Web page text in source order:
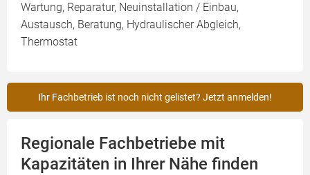
Wartung, Reparatur, Neuinstallation / Einbau,
Austausch, Beratung, Hydraulischer Abgleich,
Thermostat
Ihr Fachbetrieb ist noch nicht gelistet? Jetzt anmelden!
Regionale Fachbetriebe mit
Kapazitäten in Ihrer Nähe finden